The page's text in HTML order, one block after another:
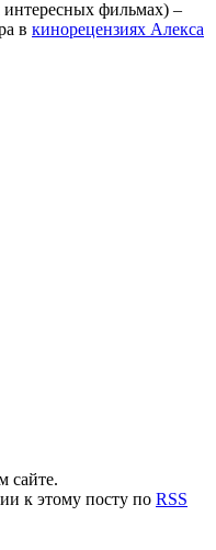
интересных фильмах) –
в кинорецензиях Алекса
сайте.
к этому посту по RSS